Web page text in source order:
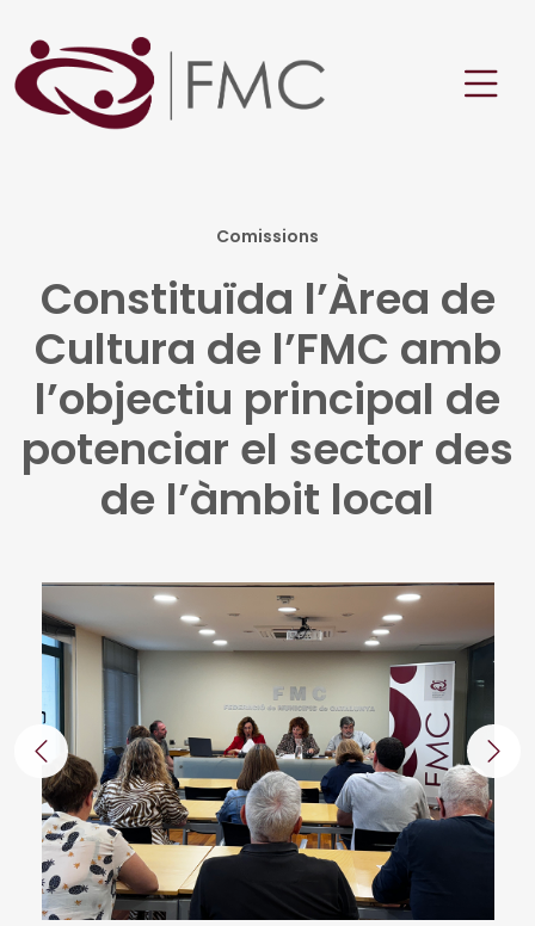
Comissions
Constituïda l’Àrea de
Cultura de l’FMC amb
l’objectiu principal de
potenciar el sector des
de l’àmbit local
Anterior